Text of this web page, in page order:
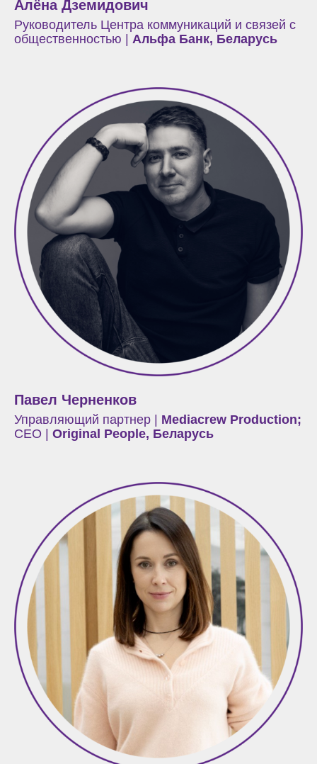
Алёна Дземидович
Руководитель Центра коммуникаций и связей с
общественностью | Альфа Банк, Беларусь
Павел Черненков
Управляющий партнер | Mediacrew Production;
СЕО | Original People, Беларусь